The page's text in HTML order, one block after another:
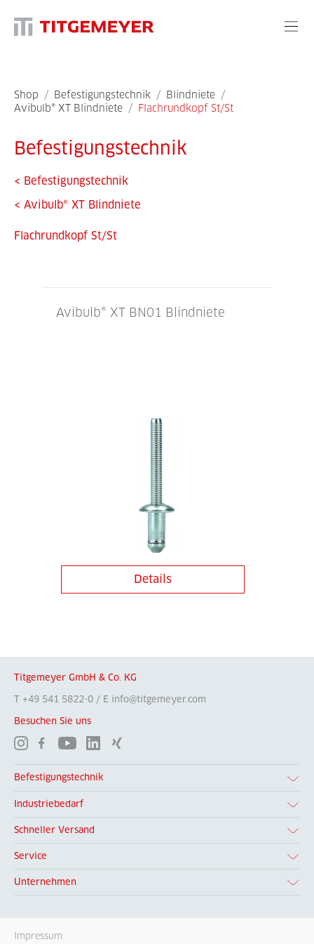
Shop / Befestigungstechnik / Blindniete /
Avibulb® XT Blindniete / Flachrundkopf St/St
Befestigungstechnik
< Befestigungstechnik
< Avibulb® XT Blindniete
Flachrundkopf St/St
Avibulb® XT BN01 Blindniete
Details
Titgemeyer GmbH & Co. KG
T +49 541 5822-0 / E info@titgemeyer.com
Besuchen Sie uns
Befestigungstechnik
Industriebedarf
Schneller Versand
Service
Unternehmen
Impressum